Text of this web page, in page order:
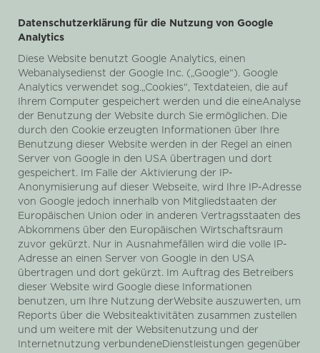
Datenschutzerklärung für die Nutzung von Google
Analytics
Diese Website benutzt Google Analytics, einen
Webanalysedienst der Google Inc. („Google“). Google
Analytics verwendet sog.„Cookies“, Textdateien, die auf
Ihrem Computer gespeichert werden und die eineAnalyse
der Benutzung der Website durch Sie ermöglichen. Die
durch den Cookie erzeugten Informationen über Ihre
Benutzung dieser Website werden in der Regel an einen
Server von Google in den USA übertragen und dort
gespeichert. Im Falle der Aktivierung der IP-
Anonymisierung auf dieser Webseite, wird Ihre IP-Adresse
von Google jedoch innerhalb von Mitgliedstaaten der
Europäischen Union oder in anderen Vertragsstaaten des
Abkommens über den Europäischen Wirtschaftsraum
zuvor gekürzt. Nur in Ausnahmefällen wird die volle IP-
Adresse an einen Server von Google in den USA
übertragen und dort gekürzt. Im Auftrag des Betreibers
dieser Website wird Google diese Informationen
benutzen, um Ihre Nutzung derWebsite auszuwerten, um
Reports über die Websiteaktivitäten zusammen zustellen
und um weitere mit der Websitenutzung und der
Internetnutzung verbundeneDienstleistungen gegenüber